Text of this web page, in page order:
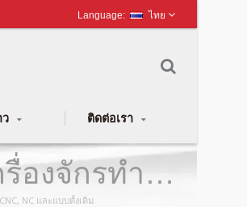
ไทย
ติดต่อเรา
องจักรทำ
NC และแบบดั้งเดิม